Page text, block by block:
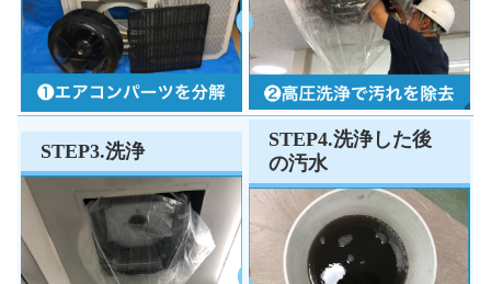
STEP3.洗浄
STEP4.洗浄した後
の汚水